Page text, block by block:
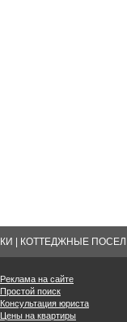
КОТТЕДЖНЫЕ
Реклама на сайте
Простой поиск
Консультация юриста
Цены на квартиры